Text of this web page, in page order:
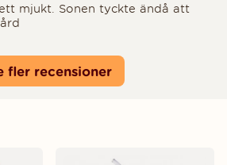
mjukt. Sonen tyckte ändå att
fler recensioner